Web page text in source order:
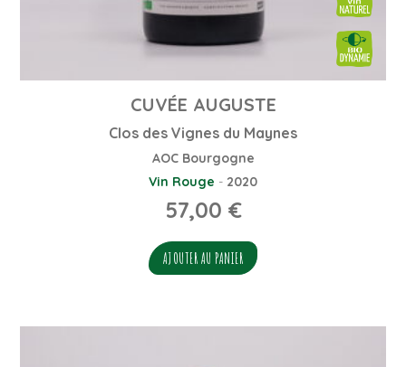
CUVÉE AUGUSTE
Clos des Vignes du Maynes
AOC Bourgogne
Vin Rouge - 2020
57,00 €
AJOUTER AU PANIER